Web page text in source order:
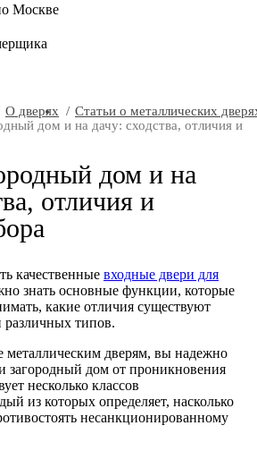
Москве
О дверях
Статьи о металлических
дом и на дачу: сходства, отличия и
дом и на
отличия и
качественные входные двери для
знать основные функции, которые
какие отличия существуют
типов.
металлическим дверям, вы надежно
загородный дом от проникновения
несколько классов
из которых определяет, насколько
несанкционированному